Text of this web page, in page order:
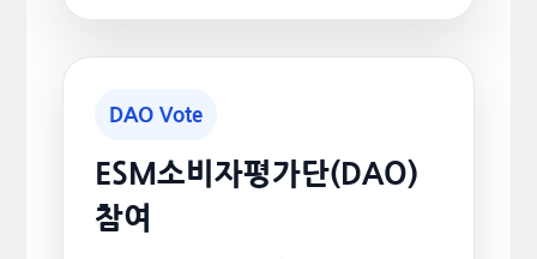
DAO Vote
ESM소비자평가단(DAO)
참여